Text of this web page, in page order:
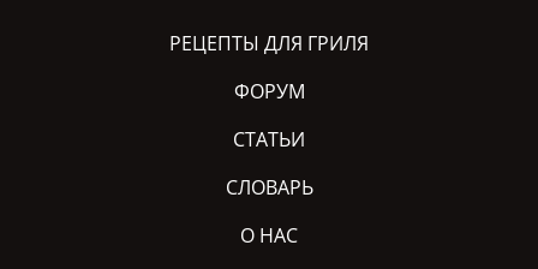
РЕЦЕПТЫ ДЛЯ ГРИЛЯ
ФОРУМ
СТАТЬИ
СЛОВАРЬ
О НАС